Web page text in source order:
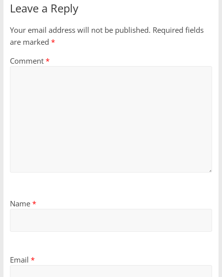
Leave a Reply
Your email address will not be published. Required fields
are marked *
Comment *
Name *
Email *